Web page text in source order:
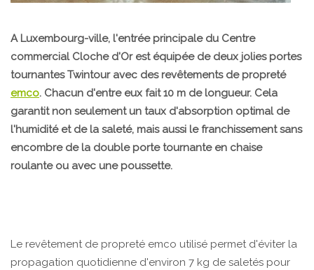
A Luxembourg-ville, l'entrée principale du Centre
commercial Cloche d'Or est équipée de deux jolies portes
tournantes Twintour avec des revêtements de propreté
emco. Chacun d'entre eux fait 10 m de longueur. Cela
garantit non seulement un taux d'absorption optimal de
l'humidité et de la saleté, mais aussi le franchissement sans
encombre de la double porte tournante en chaise
roulante ou avec une poussette.
Le revêtement de propreté emco utilisé permet d'éviter la
propagation quotidienne d'environ 7 kg de saletés pour